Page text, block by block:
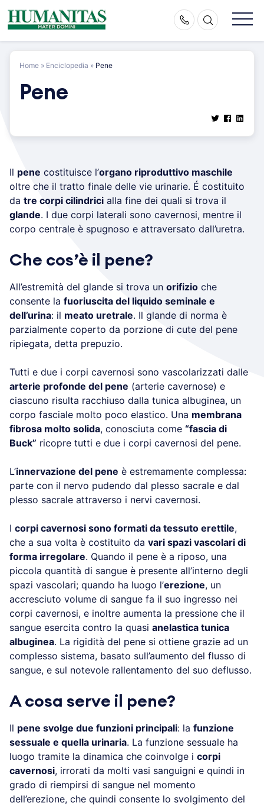
Skip
to
Home » Enciclopedia » Pene
Pene
Il pene costituisce l’organo riproduttivo maschile
oltre che il tratto finale delle vie urinarie. É costituito
da tre corpi cilindrici alla fine dei quali si trova il
glande. I due corpi laterali sono cavernosi, mentre il
corpo centrale è spugnoso e attraversato dall’uretra.
Che cos’è il pene?
All’estremità del glande si trova un orifizio che
consente la fuoriuscita del liquido seminale e
dell’urina: il meato uretrale. Il glande di norma è
parzialmente coperto da porzione di cute del pene
ripiegata, detta prepuzio.
Tutti e due i corpi cavernosi sono vascolarizzati dalle
arterie profonde del pene (arterie cavernose) e
ciascuno risulta racchiuso dalla tunica albuginea, un
corpo fasciale molto poco elastico. Una membrana
fibrosa molto solida, conosciuta come “fascia di
Buck” ricopre tutti e due i corpi cavernosi del pene.
L’innervazione del pene è estremamente complessa:
parte con il nervo pudendo dal plesso sacrale e dal
plesso sacrale attraverso i nervi cavernosi.
I corpi cavernosi sono formati da tessuto erettile,
che a sua volta è costituito da vari spazi vascolari di
forma irregolare. Quando il pene è a riposo, una
piccola quantità di sangue è presente all’interno degli
spazi vascolari; quando ha luogo l’erezione, un
accresciuto volume di sangue fa il suo ingresso nei
corpi cavernosi, e inoltre aumenta la pressione che il
sangue esercita contro la quasi anelastica tunica
albuginea. La rigidità del pene si ottiene grazie ad un
complesso sistema, basato sull’aumento del flusso di
sangue, e sul notevole rallentamento del suo deflusso.
A cosa serve il pene?
Il pene svolge due funzioni principali: la funzione
sessuale e quella urinaria. La funzione sessuale ha
luogo tramite la dinamica che coinvolge i corpi
cavernosi, irrorati da molti vasi sanguigni e quindi in
grado di riempirsi di sangue nel momento
dell’erezione, che quindi consente lo svolgimento del